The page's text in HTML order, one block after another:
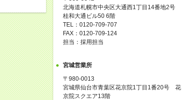
北海道札幌市中央区大通西1丁目14番地2号
桂和大通ビル50 6階
TEL：0120-709-707
FAX：0120-709-124
担当：採用担当
宮城営業所
〒980-0013
宮城県仙台市青葉区花京院1丁目1番20号 花
京院スクエア13階